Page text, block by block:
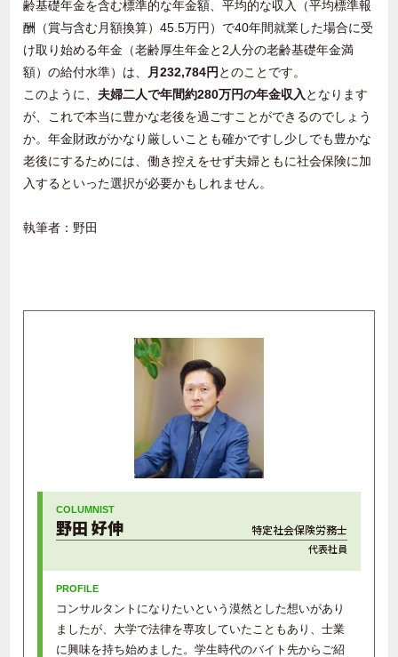
齢基礎年金を含む標準的な年金額、平均的な収入（平均標準報
酬（賞与含む月額換算）45.5万円）で40年間就業した場合に受
け取り始める年金（老齢厚生年金と 2 人分の老齢基礎年金満
額）の給付水準）は、
月232,784円 とのことです。
このように、 夫婦二人で年間約280万円の年金収入 となります
が、これで本当に豊かな老後を過ごすことができるのでしょう
か。年金財政がかなり厳しいことも確かですし少しでも豊かな
老後にするためには、働き控えをせず夫婦ともに社会保険に加
入するといった選択が必要かもしれません。
執筆者：野田
野田 好伸 特定社会保険労務士
代表社員
コンサルタントになりたいという漠然とした想いがあり
ましたが、大学で法律を専攻していたこともあり、士業
に興味を持ち始めました。学生時代のバイト先からご紹